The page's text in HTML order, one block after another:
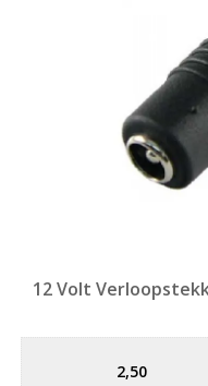
12 Volt
2,50